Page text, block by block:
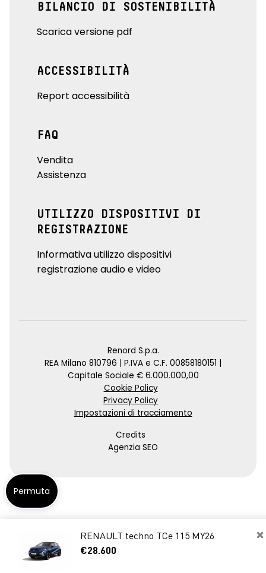
×
RENAULT techno TCe 115 MY26
€28.600
BILANCIO DI SOSTENIBILITÀ
Scarica versione pdf
ACCESSIBILITÀ
Report accessibilità
FAQ
Vendita
Assistenza
UTILIZZO DISPOSITIVI DI
REGISTRAZIONE
Informativa utilizzo dispositivi
registrazione audio e video
Renord S.p.a.
REA Milano 810796 | P.IVA e C.F. 00858180151 |
Capitale Sociale € 6.000.000,00
Cookie Policy
Privacy Policy
Impostazioni di tracciamento
Credits
Agenzia SEO
Permuta